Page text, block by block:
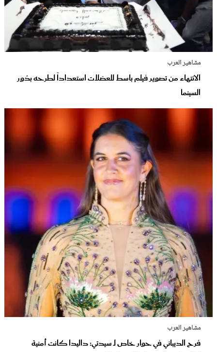
مشاهير العرب
الانتهاء من تصوير فيلم باسط للعضلات استعداداً لطرحه بدُور
السينما
مشاهير العرب
فرح الديباني في حوار خاص لـ سيدتي: داليدا كانت أمنية